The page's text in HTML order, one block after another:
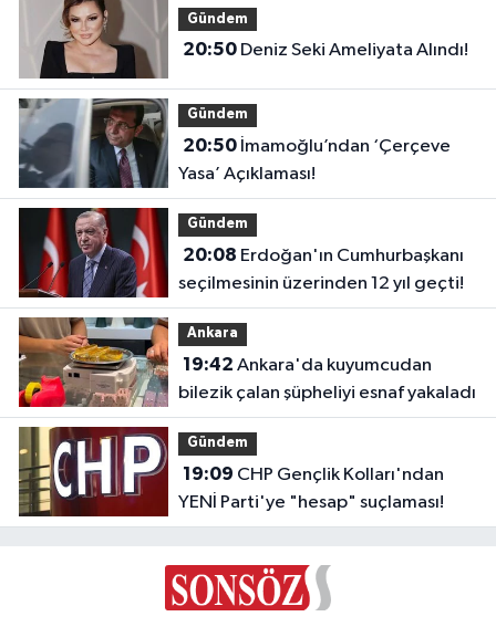
Gündem
20:50 Deniz Seki Ameliyata Alındı!
Gündem
20:50İmamoğlu’ndan ‘Çerçeve
Yasa’ Açıklaması!
Gündem
20:08
seçilmesinin üzerinden 12 yıl geçti!
Ankara
19:42
bilezik çalan şüpheliyi esnaf yakaladı
Gündem
19:09
YENİ Parti'ye "hesap" suçlaması!